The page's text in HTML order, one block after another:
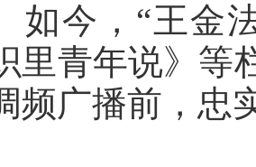
今，“王金法
里青年说》
频广播前，忠